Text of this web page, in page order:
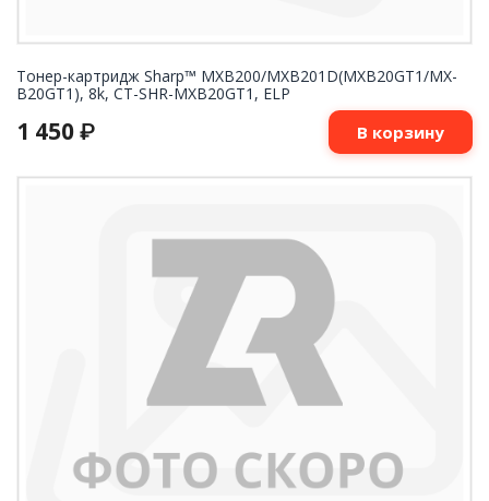
Тонер-картридж Sharp™ MXB200/MXB201D(MXB20GT1/MX-
B20GT1), 8k, CT-SHR-MXB20GT1, ELP
1 450 ₽ В корзину